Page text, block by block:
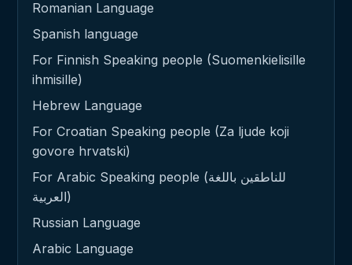
Romanian Language
Spanish language
For Finnish Speaking people (Suomenkielisille
ihmisille)
Hebrew Language
For Croatian Speaking people (Za ljude koji
govore hrvatski)
For Arabic Speaking people (للناطقين باللغة
العربية)
Russian Language
Arabic Language